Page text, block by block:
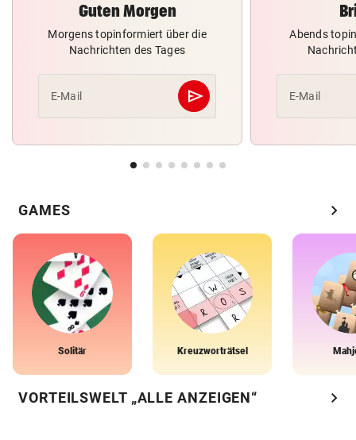
Guten Morgen
Morgens topinformiert über die
Nachrichten des Tages
E-Mail send
Abschicken
Abends
E-Mail
GAMES chevron_right
Solitär Kreuzworträtsel
VORTEILSWELT „ALLE ANZEIGEN“ chevron_right